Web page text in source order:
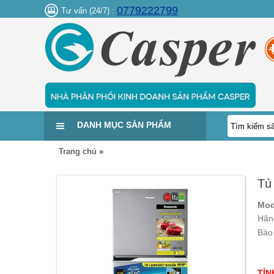
Tư vấn (24/7) : 0779222799
DANH MỤC SẢN PHẨM
Trang chủ »